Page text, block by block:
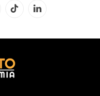
TikTok LinkedIn